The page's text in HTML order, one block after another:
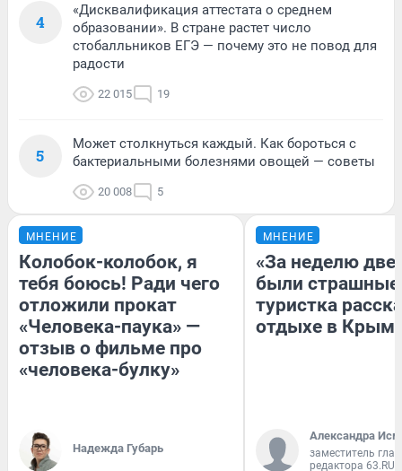
4
«Дисквалификация аттестата о среднем
образовании». В стране растет число
стобалльников ЕГЭ — почему это не повод для
радости
22 015 19
5
Может столкнуться каждый. Как бороться с
бактериальными болезнями овощей — советы
20 008 5
МНЕНИЕ
Колобок-колобок, я
тебя боюсь! Ради чего
отложили прокат
«Человека-паука» —
отзыв о фильме про
«человека-булку»
Надежда Губарь
МНЕНИЕ
«За неделю две
были
туристка
отдыхе в
Александра
заместитель
редактора 63.RU